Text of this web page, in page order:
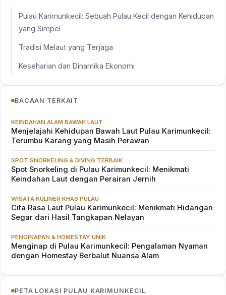
Pulau Karimunkecil: Sebuah Pulau Kecil dengan Kehidupan
yang Simpel
Tradisi Melaut yang Terjaga
Keseharian dan Dinamika Ekonomi
BACAAN TERKAIT
KEINDAHAN ALAM BAWAH LAUT
Menjelajahi Kehidupan Bawah Laut Pulau Karimunkecil:
Terumbu Karang yang Masih Perawan
SPOT SNORKELING & DIVING TERBAIK
Spot Snorkeling di Pulau Karimunkecil: Menikmati
Keindahan Laut dengan Perairan Jernih
WISATA KULINER KHAS PULAU
Cita Rasa Laut Pulau Karimunkecil: Menikmati Hidangan
Segar dari Hasil Tangkapan Nelayan
PENGINAPAN & HOMESTAY UNIK
Menginap di Pulau Karimunkecil: Pengalaman Nyaman
dengan Homestay Berbalut Nuansa Alam
PETA LOKASI PULAU KARIMUNKECIL